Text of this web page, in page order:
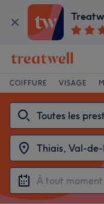
COIFFURE VISAGE